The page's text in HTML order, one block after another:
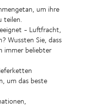
um ihre
teilen.
- Luftfracht,
Wussten Sie, dass
immer beliebter
um das beste